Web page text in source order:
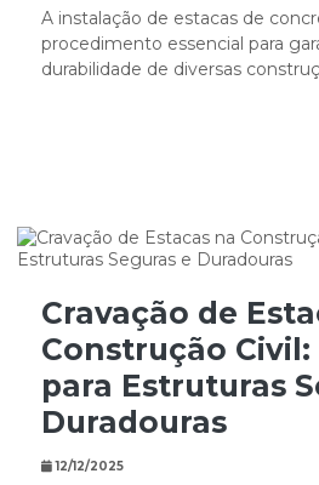
A instalação de estacas de
procedimento essencial para
durabilidade de diversas
Cravação de
Construção Civil:
para Estruturas
Duradouras
12/12/2025